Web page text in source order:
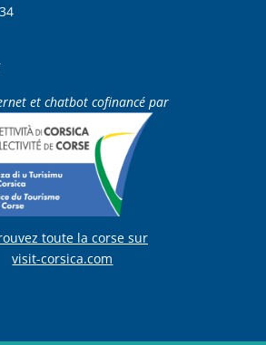
et chatbot cofinancé par
toute la corse sur
visit-corsica.com